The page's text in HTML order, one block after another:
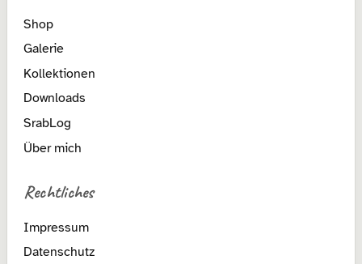
Shop
Galerie
Kollektionen
Downloads
SrabLog
Über mich
Rechtliches
Impressum
Datenschutz